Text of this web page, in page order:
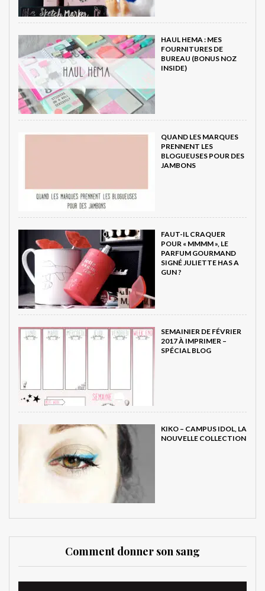
HAUL HEMA : MES
FOURNITURES DE
BUREAU (BONUS NOZ
INSIDE)
QUAND LES MARQUES
PRENNENT LES
BLOGUEUSES POUR DES
JAMBONS
FAUT-IL CRAQUER
POUR « MMMM », LE
PARFUM GOURMAND
SIGNÉ JULIETTE HAS A
GUN ?
SEMAINIER DE FÉVRIER
2017 À IMPRIMER –
SPÉCIAL BLOG
KIKO – CAMPUS IDOL, LA
NOUVELLE COLLECTION
Comment donner son sang